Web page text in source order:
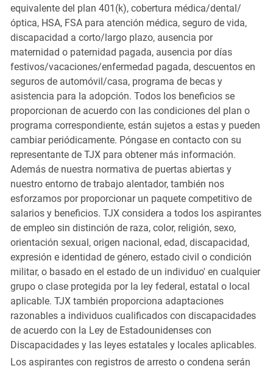
equivalente del plan 401(k), cobertura médica/dental/
óptica, HSA, FSA para atención médica, seguro de vida,
discapacidad a corto/largo plazo, ausencia por
maternidad o paternidad pagada, ausencia por días
festivos/vacaciones/enfermedad pagada, descuentos en
seguros de automóvil/casa, programa de becas y
asistencia para la adopción. Todos los beneficios se
proporcionan de acuerdo con las condiciones del plan o
programa correspondiente, están sujetos a estas y pueden
cambiar periódicamente. Póngase en contacto con su
representante de TJX para obtener más información.
Además de nuestra normativa de puertas abiertas y
nuestro entorno de trabajo alentador, también nos
esforzamos por proporcionar un paquete competitivo de
salarios y beneficios. TJX considera a todos los aspirantes
de empleo sin distinción de raza, color, religión, sexo,
orientación sexual, origen nacional, edad, discapacidad,
expresión e identidad de género, estado civil o condición
militar, o basado en el estado de un individuo' en cualquier
grupo o clase protegida por la ley federal, estatal o local
aplicable. TJX también proporciona adaptaciones
razonables a individuos cualificados con discapacidades
de acuerdo con la Ley de Estadounidenses con
Discapacidades y las leyes estatales y locales aplicables.
Los aspirantes con registros de arresto o condena serán